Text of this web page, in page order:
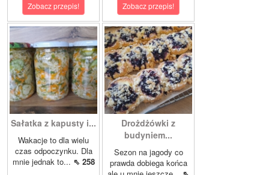
Zobacz przepis! Zobacz przepis!
Sałatka z kapusty i...
Wakacje to dla wielu
czas odpoczynku. Dla
mnie jednak to... ⇖ 258
Drożdżówki z
budyniem...
Sezon na jagody co
prawda dobiega końca